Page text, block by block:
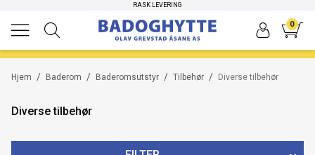
RASK LEVERING
0
/
Hjem /
Baderom /
Baderomsutstyr /
Tilbehør Diverse tilbehør
Diverse tilbehør
-50%
-30%